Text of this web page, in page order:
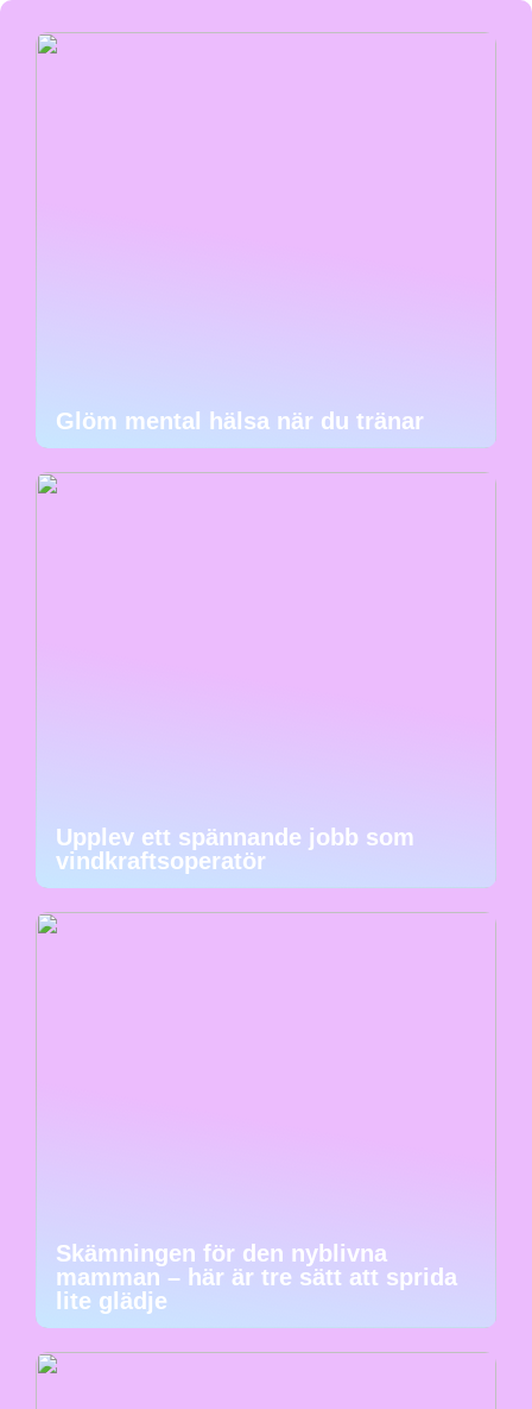
Glöm mental hälsa när du tränar
Upplev ett spännande jobb som
vindkraftsoperatör
Skämningen för den nyblivna
mamman – här är tre sätt att sprida
lite glädje